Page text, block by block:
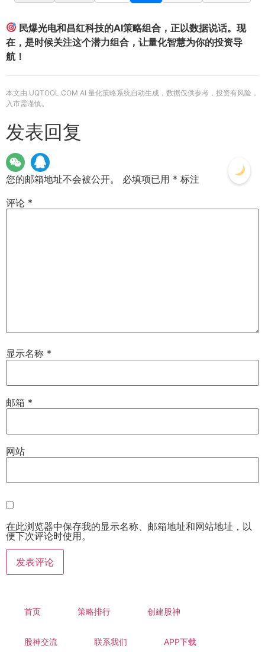
民爆光电和昌红科技的AI策略组合，正以数据说话。现
在，是时候关注这个潜力组合，让量化智慧为你的投资导
航！
本文由 UQTOOL.COM AI 量化策略系统自动生成，数据仅供参考，投资有风险，
入市需谨慎。
发表回复
您的邮箱地址不会被公开。 必填项已用 * 标注
评论 *
显示名称 *
邮箱 *
网站
在此浏览器中保存我的显示名称、邮箱地址和网站地址，以
便下次评论时使用。
首页 策略排行 创建股神
股神交流 联系我们 APP下载